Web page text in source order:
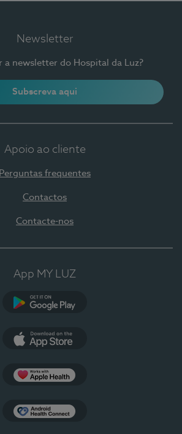
Newsletter
a newsletter do Hospital da Luz?
Subscreva aqui
Apoio ao cliente
Perguntas frequentes
Contactos
Contacte-nos
App MY LUZ